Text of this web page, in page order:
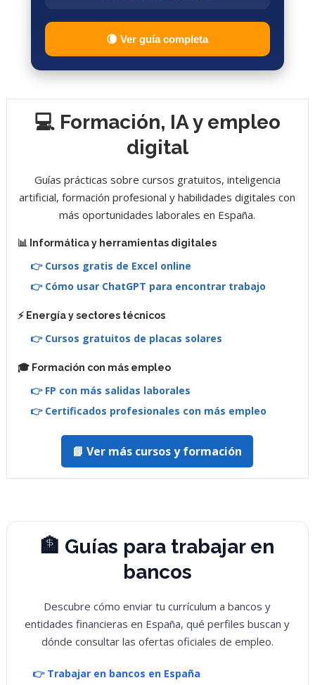
🌘 Ver guía completa
💻 Formación, IA y empleo
digital
Guías prácticas sobre cursos gratuitos, inteligencia
artificial, formación profesional y habilidades digitales con
más oportunidades laborales en España.
📊 Informática y herramientas digitales
👉 Cursos gratis de Excel online
👉 Cómo usar ChatGPT para encontrar trabajo
⚡ Energía y sectores técnicos
👉 Cursos gratuitos de placas solares
🎓 Formación con más empleo
👉 FP con más salidas laborales
👉 Certificados profesionales con más empleo
📘 Ver más cursos y formación
🏦 Guías para trabajar en
bancos
Descubre cómo enviar tu currículum a bancos y
entidades financieras en España, qué perfiles buscan y
dónde consultar las ofertas oficiales de empleo.
👉 Trabajar en bancos en España